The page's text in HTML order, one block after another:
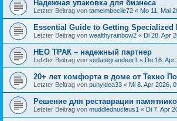
Надежная упаковка для бизнеса
Letzter Beitrag von tameimbecile72 « Mo 11. Mai
Essential Guide to Getting Specialized
Letzter Beitrag von wealthyrainbow2 « Di 28. Apr
НЕО ТРАК – надежный партнер
Letzter Beitrag von sedategrandeur1 « Do 16. Apr
20+ лет комфорта в доме от Техно
Letzter Beitrag von punyidea33 « Mi 8. Apr 2026,
Решение для реставрации
Letzter Beitrag von muddlednucleus1 « Di 7. Apr